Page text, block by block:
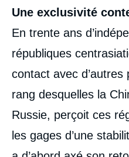
Une exclusivité
En trente ans
républiques
contact avec
rang desquelles la
Russie, perçoit ces
les gages d’une